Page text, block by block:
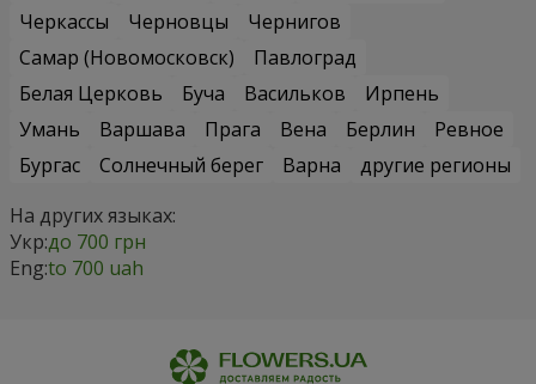
Черкассы
Черновцы
Чернигов
Самар (Новомосковск)
Павлоград
Белая Церковь
Буча Васильков
Ирпень
Умань
Варшава Прага Вена Берлин
Ревное
Бургас
Солнечный берег Варна
другие регионы
На других языках:
Укр:до 700 грн
Eng:to 700 uah